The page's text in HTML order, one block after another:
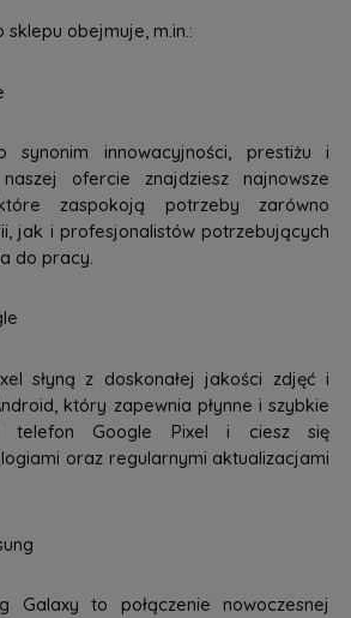
obejmuje, m.in.:
synonim innowacyjności, prestiżu i
ofercie znajdziesz najnowsze
zaspokoją potrzeby zarówno
jak i profesjonalistów potrzebujących
do pracy.
słyną z doskonałej jakości zdjęć i
który zapewnia płynne i szybkie
telefon Google Pixel i ciesz się
oraz regularnymi aktualizacjami
Galaxy to połączenie nowoczesnej